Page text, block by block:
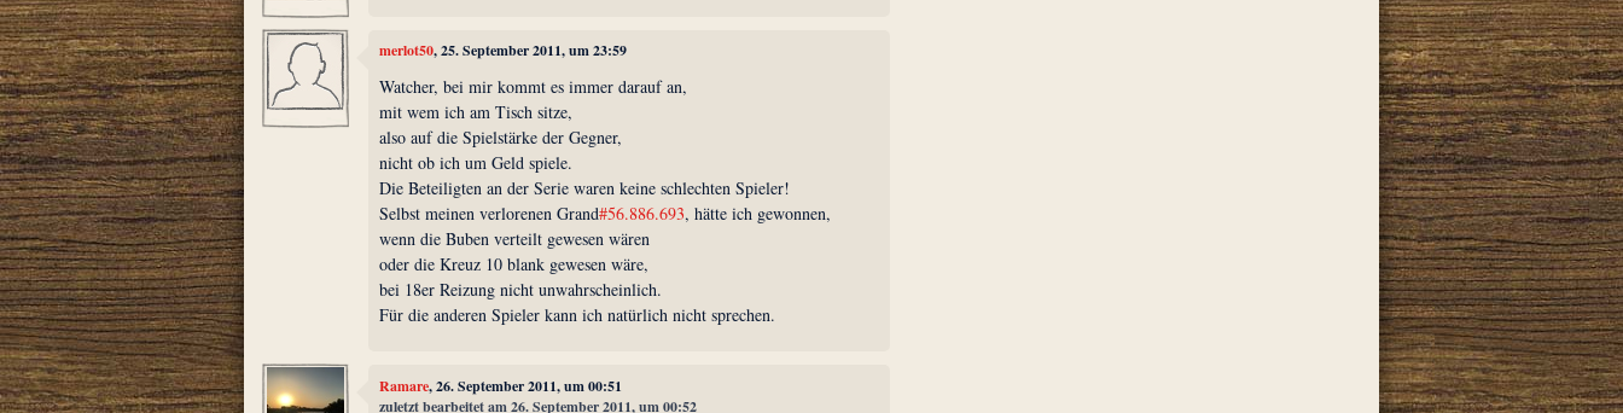
merlot50, 25. September 2011, um 23:59
Watcher, bei mir kommt es immer darauf an,
mit wem ich am Tisch sitze,
also auf die Spielstärke der Gegner,
nicht ob ich um Geld spiele.
Die Beteiligten an der Serie waren keine schlechten Spieler!
Selbst meinen verlorenen Grand#56.886.693, hätte ich gewonnen,
wenn die Buben verteilt gewesen wären
oder die Kreuz 10 blank gewesen wäre,
bei 18er Reizung nicht unwahrscheinlich.
Für die anderen Spieler kann ich natürlich nicht sprechen.
Ramare, 26. September 2011, um 00:51
zuletzt bearbeitet am 26. September 2011, um 00:52